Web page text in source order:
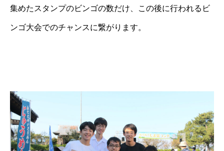
集めたスタンプのビンゴの数だけ、この後に行われるビ
ンゴ大会でのチャンスに繋がります。